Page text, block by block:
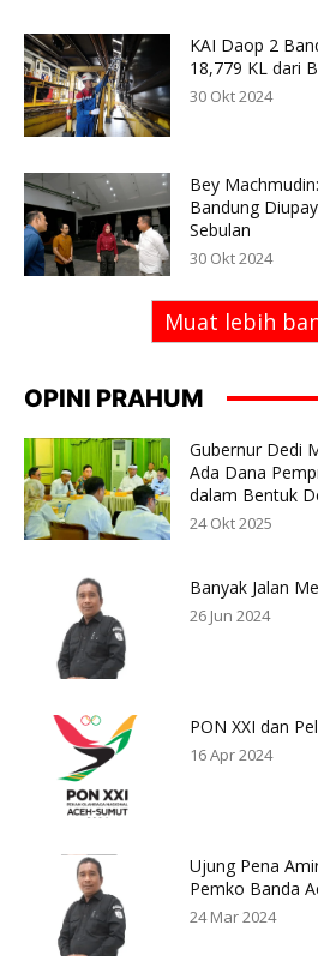
KAI Daop 2
18,779 KL dari
30 Okt 2024
Bey
Bandung
Sebulan
30 Okt 2024
Muat lebih
OPINI PRAHUM
Gubernur Dedi
Ada Dana
dalam Bentuk
24 Okt 2025
Banyak Jalan
26 Jun 2024
PON XXI dan
16 Apr 2024
Ujung Pena
Pemko Banda
24 Mar 2024